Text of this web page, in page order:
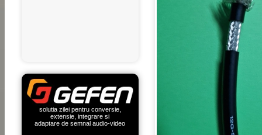
solutia zilei pentru conversie,
extensie, integrare si
adaptare de semnal audio-video